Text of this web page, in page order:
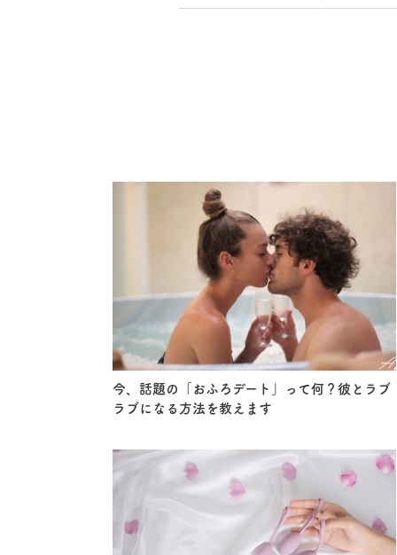
アドバイ
今、話題の「おふろデート」って何？彼とラブ
ラブになる方法を教えます